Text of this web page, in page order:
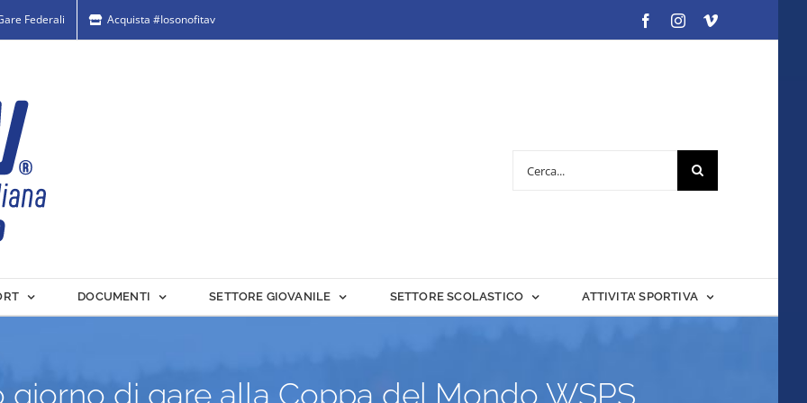
Federali Acquista #Iosonofitav FacebookInstagramVimeo
DOCUMENTI SETTORE GIOVANILE SETTORE SCOLASTICO ATTIVITA’ SPORTIVA
giorno di gare alla Coppa del Mondo WSPS